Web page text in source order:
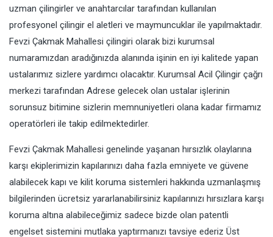
uzman çilingirler ve anahtarcılar tarafından kullanılan
profesyonel çilingir el aletleri ve maymuncuklar ile yapılmaktadır.
Fevzi Çakmak Mahallesi çilingiri olarak bizi kurumsal
numaramızdan aradığınızda alanında işinin en iyi kalitede yapan
ustalarımız sizlere yardımcı olacaktır. Kurumsal Acil Çilingir çağrı
merkezi tarafından Adrese gelecek olan ustalar işlerinin
sorunsuz bitimine sizlerin memnuniyetleri olana kadar firmamız
operatörleri ile takip edilmektedirler.
Fevzi Çakmak Mahallesi genelinde yaşanan hırsızlık olaylarına
karşı ekiplerimizin kapılarınızı daha fazla emniyete ve güvene
alabilecek kapı ve kilit koruma sistemleri hakkında uzmanlaşmış
bilgilerinden ücretsiz yararlanabilirsiniz kapılarınızı hırsızlara karşı
koruma altına alabileceğimiz sadece bizde olan patentli
engelset sistemini mutlaka yaptırmanızı tavsiye ederiz Üst